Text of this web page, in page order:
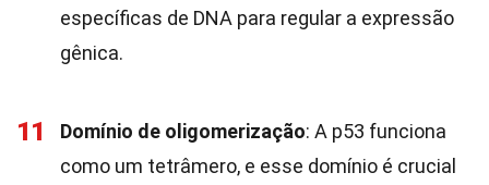
específicas de DNA para regular a expressão
gênica.
11 Domínio de oligomerização: A p53 funciona
como um tetrâmero, e esse domínio é crucial